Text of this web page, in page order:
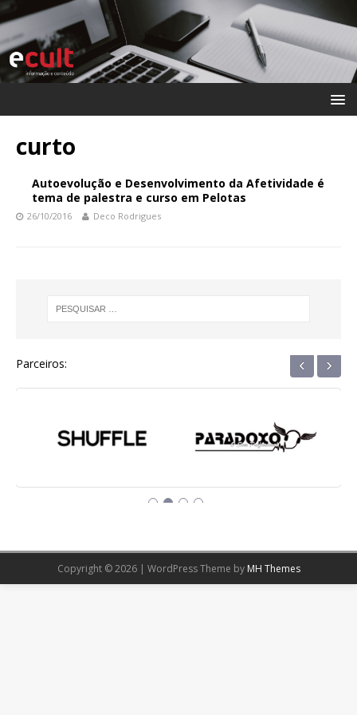
curto
Autoevolução e Desenvolvimento da Afetividade é
tema de palestra e curso em Pelotas
26/10/2016 Deco Rodrigues
Parceiros: ‹ ›
Copyright © 2026 | WordPress Theme by MH Themes